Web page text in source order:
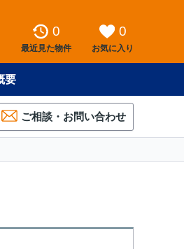
0
最近見た物件
0
お気に入り
要
ご相談・お問い合わせ